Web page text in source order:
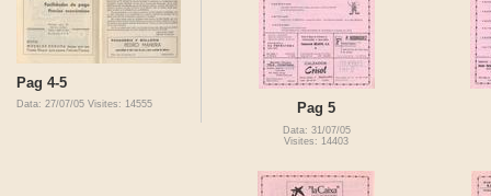
Pag 4-5
Data: 27/07/05 Visites: 14555 Pag 5
Data: 31/07/05
Visites: 14403